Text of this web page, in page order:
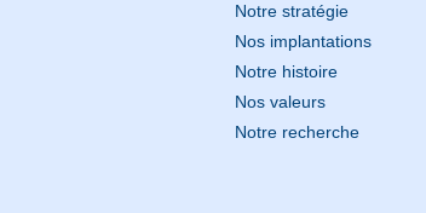
Notre stratégie
Nos implantations
Notre histoire
Nos valeurs
Notre recherche